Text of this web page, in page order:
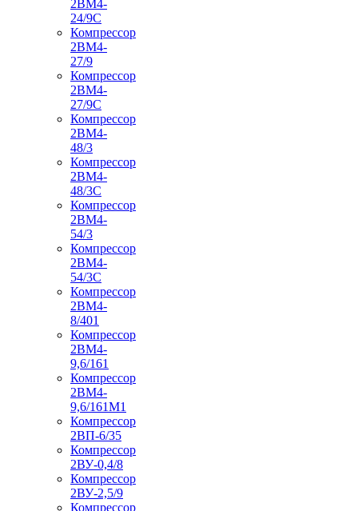
2ВМ4-
24/9С
Компрессор
2ВМ4-
27/9
Компрессор
2ВМ4-
27/9С
Компрессор
2ВМ4-
48/3
Компрессор
2ВМ4-
48/3С
Компрессор
2ВМ4-
54/3
Компрессор
2ВМ4-
54/3С
Компрессор
2ВМ4-
8/401
Компрессор
2ВМ4-
9,6/161
Компрессор
2ВМ4-
9,6/161М1
Компрессор
2ВП-6/35
Компрессор
2ВУ-0,4/8
Компрессор
2ВУ-2,5/9
Компрессор